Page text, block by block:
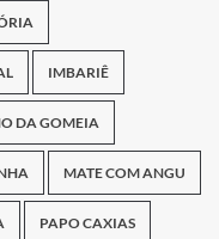
IMBARIÊ
DA GOMEIA
MATE COM ANGU
PAPO CAXIAS